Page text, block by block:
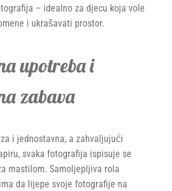
– idealno za djecu koja vole
i ukrašavati prostor.
upotreba i
zabava
i jednostavna, a zahvaljujući
svaka fotografija ispisuje se
mastilom. Samoljepljiva rola
da lijepe svoje fotografije na